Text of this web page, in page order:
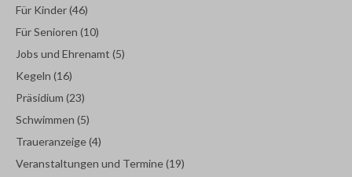
Für Kinder(46)
Für Senioren (10)
Jobs und Ehrenamt (5)
Kegeln (16)
Präsidium (23)
Schwimmen (5)
Traueranzeige(4)
Veranstaltungen und Termine(19)